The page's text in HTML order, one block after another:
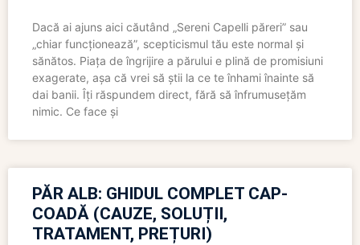
Dacă ai ajuns aici căutând „Sereni Capelli păreri” sau
„chiar funcționează”, scepticismul tău este normal și
sănătos. Piața de îngrijire a părului e plină de promisiuni
exagerate, așa că vrei să știi la ce te înhami înainte să
dai banii. Îți răspundem direct, fără să înfrumusețăm
nimic. Ce face și
PĂR ALB: GHIDUL COMPLET CAP-
COADĂ (CAUZE, SOLUȚII,
TRATAMENT, PREȚURI)